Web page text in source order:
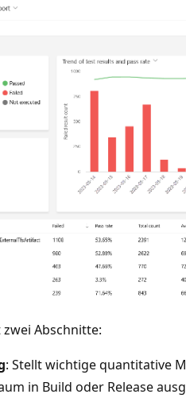
Abschnitte:
: Stellt wichtige quantitative
in Build oder Release